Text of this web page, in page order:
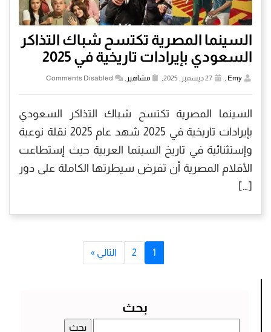
السينما المصرية تكتسح شباك التذاكر
السعودي بإيرادات تاريخية في 2025
Emy مشاهير Comments Disabled
السينما المصرية تكتسح شباك التذاكر السعودي
بإيرادات تاريخية في 2025 شهد عام 2025 نقلة نوعية
وإستثنائية في تاريخ السينما العربية حيث إستطاعت
الأفلام المصرية أن تفرض سيطرتها الكاملة على دور
[…]
1
2 التالي »
بحث